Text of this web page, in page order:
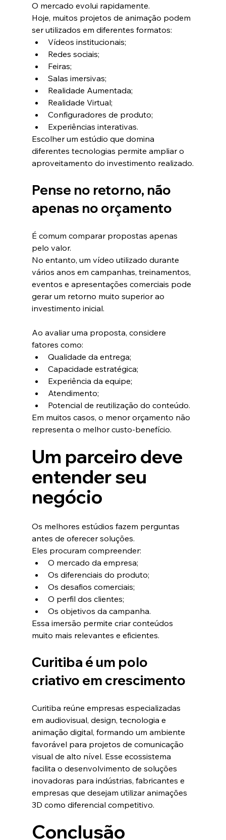
O mercado evolui rapidamente.
Hoje, muitos projetos de animação podem
ser utilizados em diferentes formatos:
Vídeos institucionais;
Redes sociais;
Feiras;
Salas imersivas;
Realidade Aumentada;
Realidade Virtual;
Configuradores de produto;
Experiências interativas.
Escolher um estúdio que domina
diferentes tecnologias permite ampliar o
aproveitamento do investimento realizado.
Pense no retorno, não
apenas no orçamento
É comum comparar propostas apenas
pelo valor.
No entanto, um vídeo utilizado durante
vários anos em campanhas, treinamentos,
eventos e apresentações comerciais pode
gerar um retorno muito superior ao
investimento inicial.
Ao avaliar uma proposta, considere
fatores como:
Qualidade da entrega;
Capacidade estratégica;
Experiência da equipe;
Atendimento;
Potencial de reutilização do conteúdo.
Em muitos casos, o menor orçamento não
representa o melhor custo-benefício.
Um parceiro deve
entender seu
negócio
Os melhores estúdios fazem perguntas
antes de oferecer soluções.
Eles procuram compreender:
O mercado da empresa;
Os diferenciais do produto;
Os desafios comerciais;
O perfil dos clientes;
Os objetivos da campanha.
Essa imersão permite criar conteúdos
muito mais relevantes e eficientes.
Curitiba é um polo
criativo em crescimento
Curitiba reúne empresas especializadas
em audiovisual, design, tecnologia e
animação digital, formando um ambiente
favorável para projetos de comunicação
visual de alto nível. Esse ecossistema
facilita o desenvolvimento de soluções
inovadoras para indústrias, fabricantes e
empresas que desejam utilizar animações
3D como diferencial competitivo.
Conclusão